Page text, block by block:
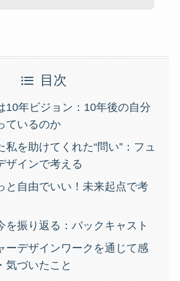
目次
10年ビジョン：10年後の自分
ているのか
私を助けてくれた“問い”：フュ
ザインで考える
と自由でいい！未来起点で考
を振り返る：バックキャスト
ーデザインワークを通じて感
気づいたこと